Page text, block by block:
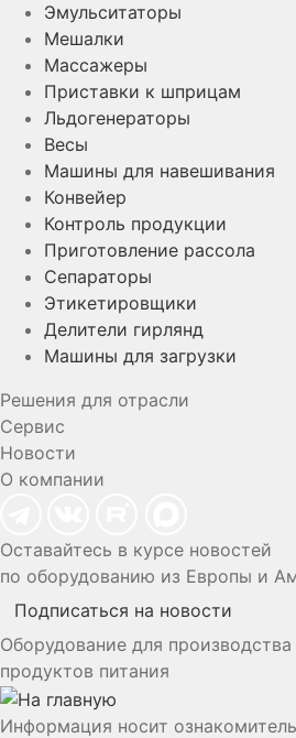
Эмульситаторы
Мешалки
Массажеры
Приставки к шприцам
Льдогенераторы
Весы
Машины для навешивания
Конвейер
Контроль продукции
Приготовление рассола
Сепараторы
Этикетировщики
Делители гирлянд
Машины для загрузки
Решения для отрасли
Сервис
Новости
О компании
Оставайтесь в курсе новостей
по оборудованию из Европы и
Подписаться на новости
Оборудование для
продуктов питания
Информация носит